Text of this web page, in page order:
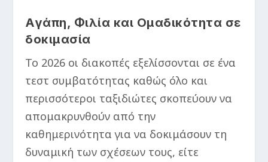
Αγάπη, Φιλία και Ομαδικότητα σε
δοκιμασία
Το 2026 οι διακοπές εξελίσσονται σε ένα
τεστ συμβατότητας καθώς όλο και
περισσότεροι ταξιδιώτες σκοπεύουν να
απομακρυνθούν από την
καθημερινότητα για να δοκιμάσουν τη
δυναμική των σχέσεων τους, είτε